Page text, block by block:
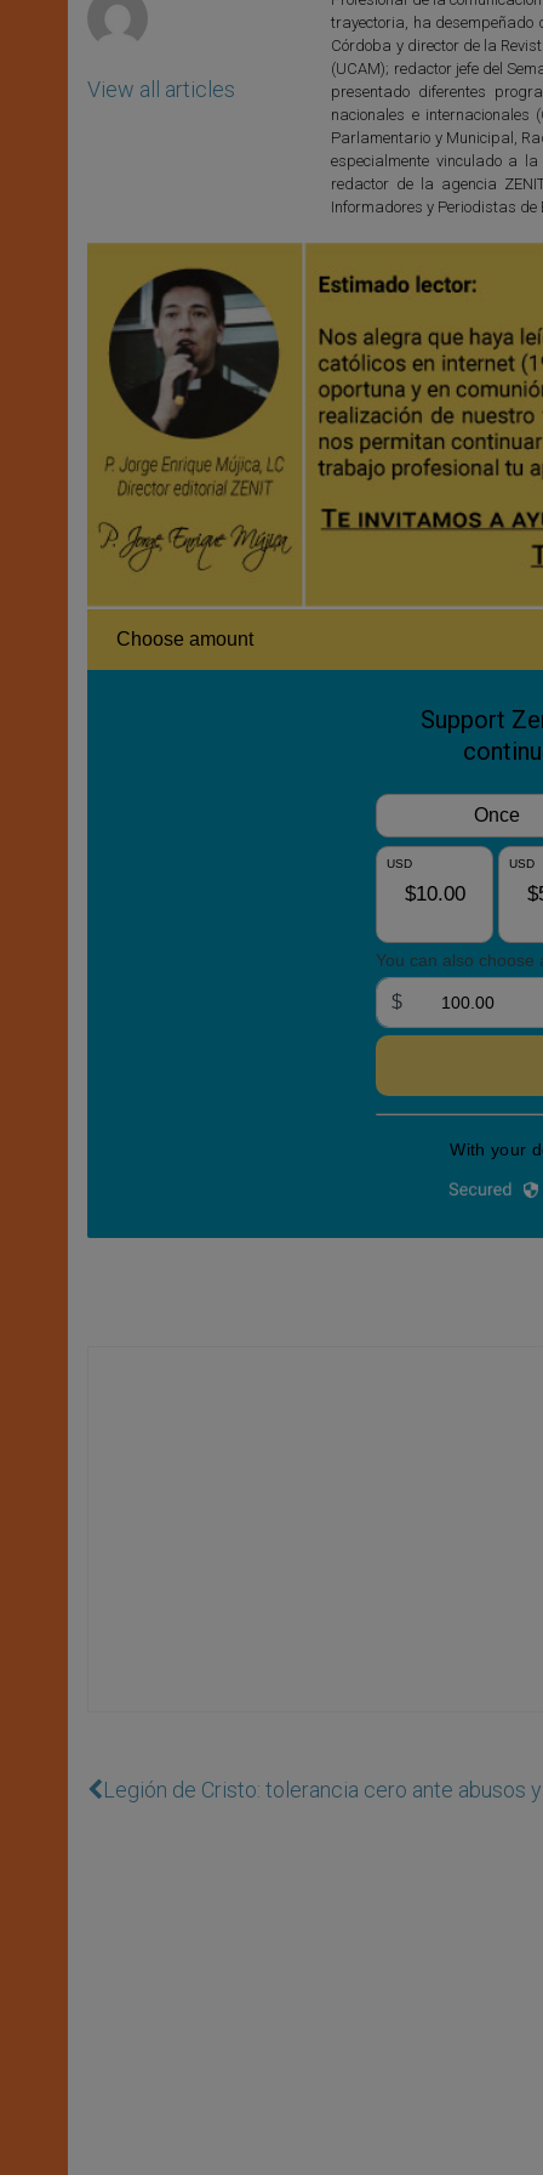
View all articles
trayectoria, ha desempeñado
Córdoba y director de la
(UCAM); redactor jefe del
presentado diferentes
nacionales e internacionales
Parlamentario y Municipal,
especialmente vinculado a
redactor de la agencia
Informadores y Periodistas de
Legión de Cristo: tolerancia cero ante abusos